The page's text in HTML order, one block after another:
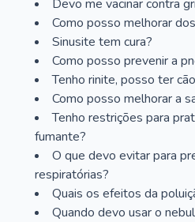
Devo me vacinar contra
Como posso melhorar
Sinusite tem cura?
Como posso prevenir a
Tenho rinite, posso ter
Como posso melhorar a
Tenho restrições para
fumante?
O que devo evitar para
respiratórias?
Quais os efeitos da
Quando devo usar o